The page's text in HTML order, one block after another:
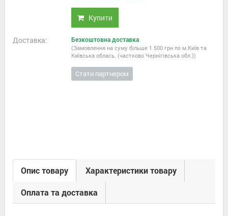
Купити
Доставка: Безкоштовна доставка
(Замовлення на суму більше 1 500 грн по м.Київ та
Київська облась. (частково Чернігівська обл.))
Стати партнером
Опис товару Характеристики товару
Оплата та доставка